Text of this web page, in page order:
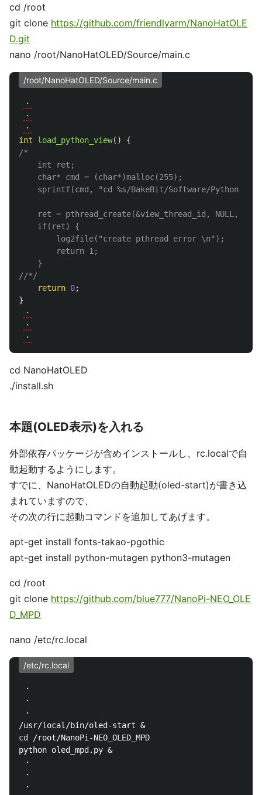
cd /root
git clone https://github.com/friendlyarm/NanoHatOLE
D.git
nano /root/NanoHatOLED/Source/main.c
/root/NanoHatOLED/Source/main.c
・
・
・
int
load_python_view()
{
/*
    int ret;
    char* cmd = (char*)malloc(255);
sprintf(cmd, "cd %s/BakeBit/Software/Python &&
ret = pthread_create(&view_thread_id, NULL,
    if(ret) {
        log2file("create pthread error \n");
        return 1;
    }
//*/
return 0;
}
・
・
・
cd NanoHatOLED
./install.sh
本題(OLED表示)を入れる
外部依存パッケージが含めインストールし、rc.localで自
動起動するようにします。
すでに、NanoHatOLEDの自動起動(oled-start)が書き込
まれていますので、
その次の行に起動コマンドを追加してあげます。
apt-get install fonts-takao-pgothic
apt-get install python-mutagen python3-mutagen
cd /root
git clone https://github.com/blue777/NanoPi-NEO_OLE
D_MPD
nano /etc/rc.local
/etc/rc.local
・
・
・
cd
/root/NanoPi-NEO_OLED_MPD
python oled_mpd.py &
・
・